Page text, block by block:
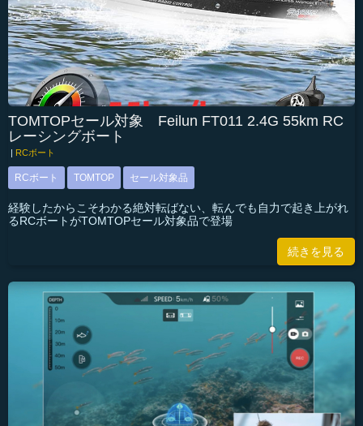
TOMTOPセール対象 Feilun FT011 2.4G 55km RC
レーシングボート
RCボート
RCボート TOMTOP セール対象品
経験したからこそわかる絶対転ばない、転んでも自力で起き上がれ
るRCボートがTOMTOPセール対象品で登場
続きを見る